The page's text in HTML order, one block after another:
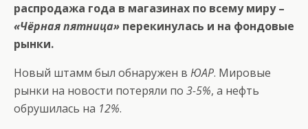
распродажа года в магазинах по всему миру –
«Чёрная пятница» перекинулась и на фондовые
рынки.
Новый штамм был обнаружен в ЮАР. Мировые
рынки на новости потеряли по 3-5%, а нефть
обрушилась на 12%.